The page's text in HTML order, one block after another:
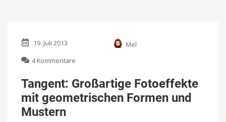
19. Juli 2013
Mel
4 Kommentare
Großartige
Fotoeffekte
mit
Tangent: Großartige Fotoeffekte
mit geometrischen Formen und
Mustern